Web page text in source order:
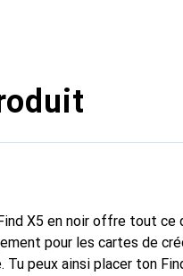
X5 en noir offre tout
pour les cartes de
peux ainsi placer ton